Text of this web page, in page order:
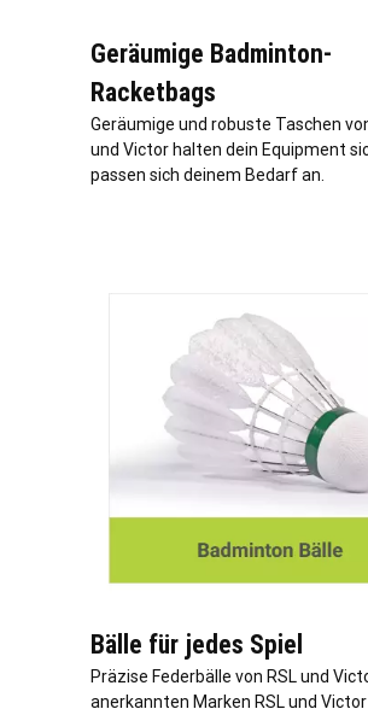
Geräumige Badminton-
Racketbags
Geräumige und robuste Taschen
und Victor halten dein Equipment
passen sich deinem Bedarf an.
Bälle für jedes Spiel
Präzise Federbälle von RSL und
anerkannten Marken RSL und Victor